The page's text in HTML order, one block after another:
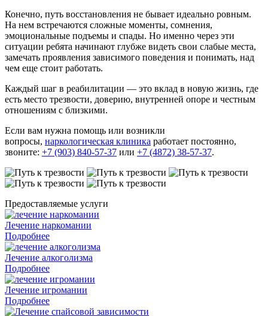
Конечно, путь восстановления не бывает идеально ровным.
На нем встречаются сложные моменты, сомнения,
эмоциональные подъемы и спады. Но именно через эти
ситуации ребята начинают глубже видеть свои слабые места,
замечать проявления зависимого поведения и понимать, над
чем еще стоит работать.
Каждый шаг в реабилитации — это вклад в новую жизнь, где
есть место трезвости, доверию, внутренней опоре и честным
отношениям с близкими.
Если вам нужна помощь или возникли
вопросы, наркологическая клиника работает постоянно,
звоните: +7 (903) 840-57-37 или +7 (4872) 38-57-37.
Предоставляемые услуги
Лечение наркомании
Подробнее
Лечение алкоголизма
Подробнее
Лечение игромании
Подробнее